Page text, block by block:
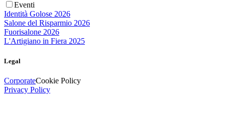
Eventi
Identità Golose 2026
Salone del Risparmio 2026
Fuorisalone 2026
L'Artigiano in Fiera 2025
Legal
CorporateCookie Policy
Privacy Policy